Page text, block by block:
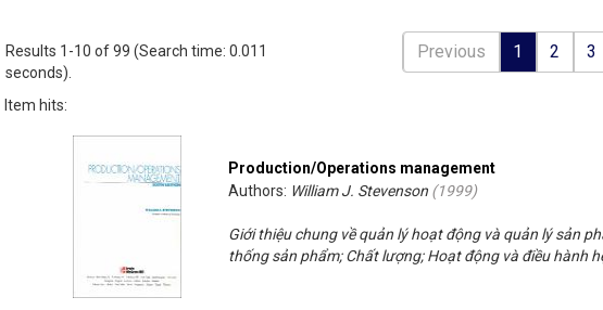
Results 1-10 of 99 (Search time: 0.011
seconds).
Previous 1 2 3
Item hits:
Production/Operations management
Authors: William J. Stevenson (1999)
Giới thiệu chung về quản lý hoạt động và quản lý sản
thống sản phẩm; Chất lượng; Hoạt động và điều hành